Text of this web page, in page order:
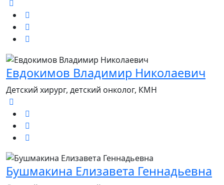
Евдокимов Владимир Николаевич
Детский хирург, детский онколог, КМН
Бушмакина Елизавета Геннадьевна